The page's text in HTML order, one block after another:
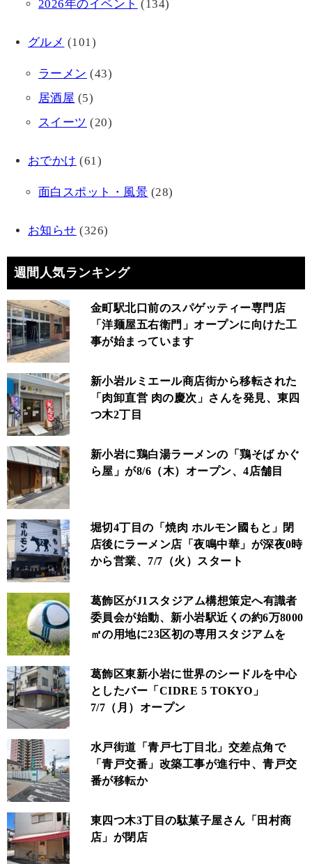
2026年のイベント (134)
グルメ (101)
ラーメン (43)
居酒屋 (5)
スイーツ (20)
おでかけ (61)
面白スポット・風景 (28)
お知らせ (326)
週間人気ランキング
金町駅北口前のスパゲッティー専門店
「洋麺屋五右衛門」オープンに向けた工
事が始まっています
新小岩ルミエール商店街から移転された
「肉卸直営 肉の慶次」さんを発見、東四
つ木2丁目
新小岩に鶏白湯ラーメンの「鶏そば かぐ
ら屋」が8/6（木）オープン、4店舗目
堀切4丁目の「焼肉 ホルモン國もと」閉
店後にラーメン店「夜鳴中華」が深夜0時
から営業、7/7（火）スタート
葛飾区がJ1スタジアム構想策定へ有識者
委員会が始動、新小岩駅近くの約6万8000
㎡の用地に23区初の専用スタジアムを
葛飾区東新小岩に世界のシードルを中心
としたバー「CIDRE 5 TOKYO」
7/7（月）オープン
水戸街道「青戸七丁目北」交差点角で
「青戸交番」改築工事が進行中、青戸交
番が移転か
東四つ木3丁目の駄菓子屋さん「田村商
店」が閉店